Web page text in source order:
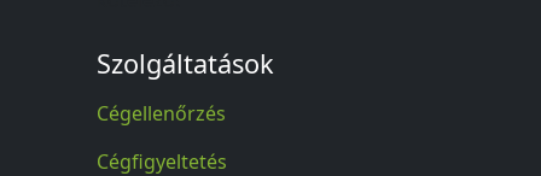
Szolgáltatások
Cégellenőrzés
Cégfigyeltetés